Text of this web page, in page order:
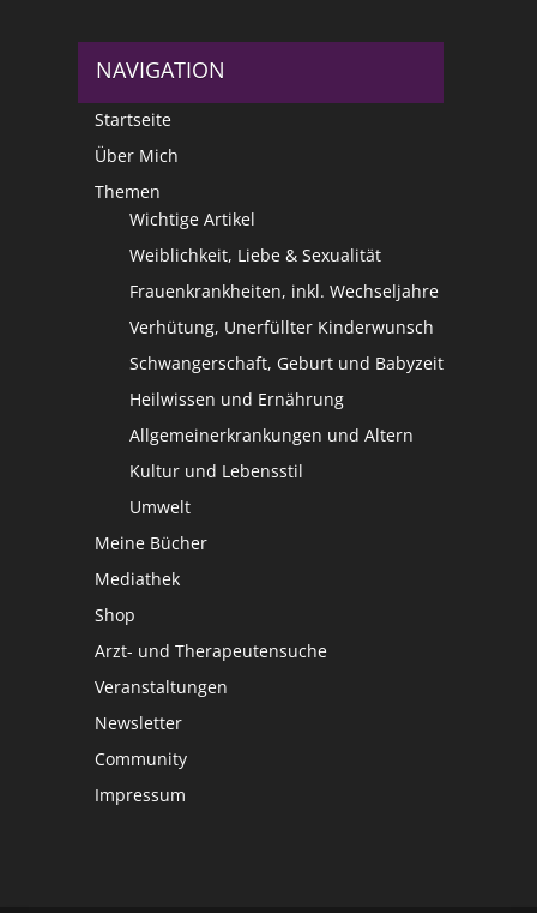
NAVIGATION
Startseite
Über Mich
Themen
Wichtige Artikel
Weiblichkeit, Liebe & Sexualität
Frauenkrankheiten, inkl. Wechseljahre
Verhütung, Unerfüllter Kinderwunsch
Schwangerschaft, Geburt und Babyzeit
Heilwissen und Ernährung
Allgemeinerkrankungen und Altern
Kultur und Lebensstil
Umwelt
Meine Bücher
Mediathek
Shop
Arzt- und Therapeutensuche
Veranstaltungen
Newsletter
Community
Impressum